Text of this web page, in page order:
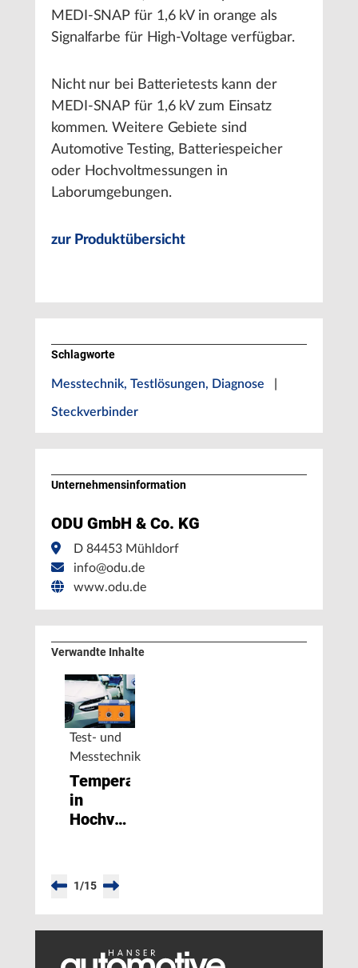
MEDI-SNAP für 1,6 kV in orange als
Signalfarbe für High-Voltage verfügbar.
Nicht nur bei Batterietests kann der
MEDI-SNAP für 1,6 kV zum Einsatz
kommen. Weitere Gebiete sind
Automotive Testing, Batteriespeicher
oder Hochvoltmessungen in
Laborumgebungen.
zur Produktübersicht
Schlagworte
Messtechnik, Testlösungen, Diagnose
Steckverbinder
Unternehmens­information
ODU GmbH & Co. KG
D 84453 Mühldorf
info@odu.de
www.odu.de
Verwandte Inhalte
Test- und
Messtechnik
Temperaturmessungen
in
Hochvolt-
1/15